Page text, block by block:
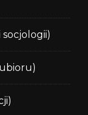
socjologii)